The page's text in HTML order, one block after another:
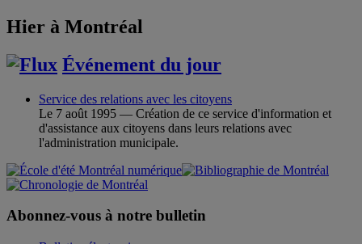
Hier à Montréal
Événement du jour
Service des relations avec les citoyens
Le 7 août 1995 — Création de ce service d'information et
d'assistance aux citoyens dans leurs relations avec
l'administration municipale.
Abonnez-vous à notre bulletin